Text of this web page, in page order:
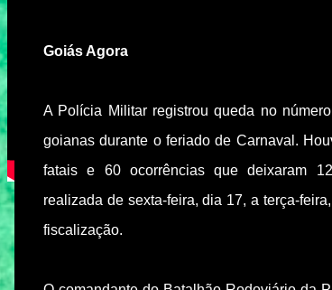
Goiás Agora
A Polícia Militar registrou queda no
goianas durante o feriado de Carnaval.
fatais e 60 ocorrências que deixaram
realizada de sexta-feira, dia 17, a terça-
fiscalização.